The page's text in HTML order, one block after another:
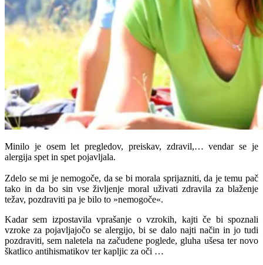
Minilo je osem let pregledov, preiskav, zdravil,… vendar se je
alergija spet in spet pojavljala.
Zdelo se mi je nemogoče, da se bi morala sprijazniti, da je temu pač
tako in da bo sin vse življenje moral uživati zdravila za blaženje
težav, pozdraviti pa je bilo to »nemogoče«.
Kadar sem izpostavila vprašanje o vzrokih, kajti če bi spoznali
vzroke za pojavljajočo se alergijo, bi se dalo najti način in jo tudi
pozdraviti, sem naletela na začudene poglede, gluha ušesa ter novo
škatlico antihismatikov ter kapljic za oči …